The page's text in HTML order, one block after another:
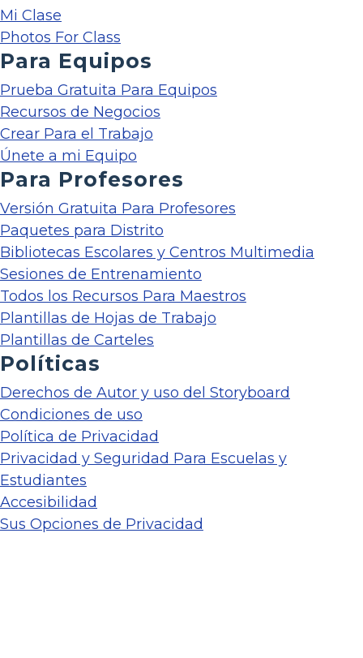
Mi Clase
Photos For Class
Para Equipos
Prueba Gratuita Para Equipos
Recursos de Negocios
Crear Para el Trabajo
Únete a mi Equipo
Para Profesores
Versión Gratuita Para Profesores
Paquetes para Distrito
Bibliotecas Escolares y Centros Multimedia
Sesiones de Entrenamiento
Todos los Recursos Para Maestros
Plantillas de Hojas de Trabajo
Plantillas de Carteles
Políticas
Derechos de Autor y uso del Storyboard
Condiciones de uso
Política de Privacidad
Privacidad y Seguridad Para Escuelas y
Estudiantes
Accesibilidad
Sus Opciones de Privacidad